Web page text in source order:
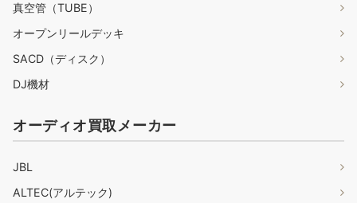
真空管（TUBE）
オープンリールデッキ
SACD（ディスク）
DJ機材
オーディオ買取メーカー
JBL
ALTEC(アルテック)